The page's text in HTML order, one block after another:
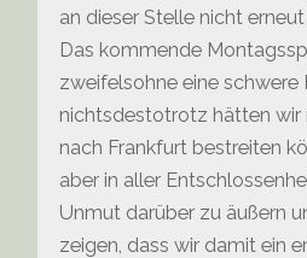
an dieser Stelle nicht
Das kommende
zweifelsohne eine schwere
nichtsdestotrotz hätten wir
nach Frankfurt bestreiten
aber in aller
Unmut darüber zu äußern
zeigen, dass wir damit ein